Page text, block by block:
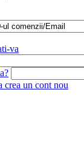
va
crea un cont nou